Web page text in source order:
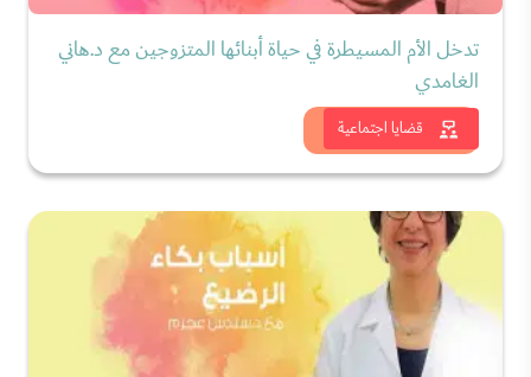
قضايا اجتماعية
تدخل الأم المسيطرة في حياة أبنائها المتزوجين مع د.هاني
الغامدي
شاهد الان